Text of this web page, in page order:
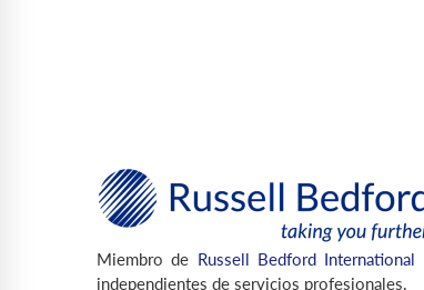
Miembro de Russell Bedford International
independientes de servicios profesionales.